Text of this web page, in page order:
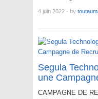
4 juin 2022 · by
Segula
une
CAMPAGNE DE